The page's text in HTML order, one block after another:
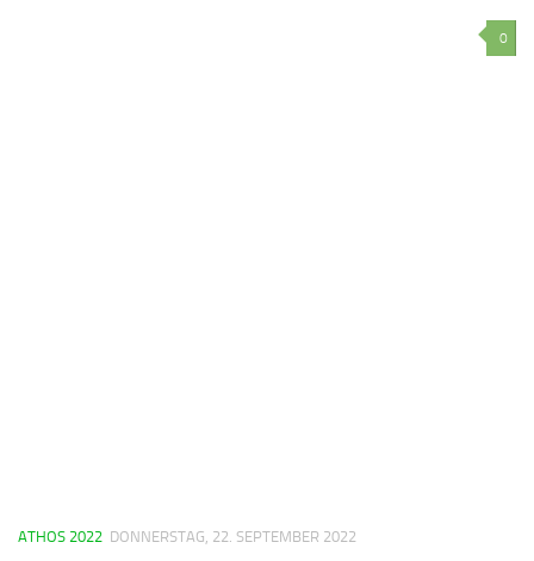
0
ATHOS 2022 DONNERSTAG, 22. SEPTEMBER 2022